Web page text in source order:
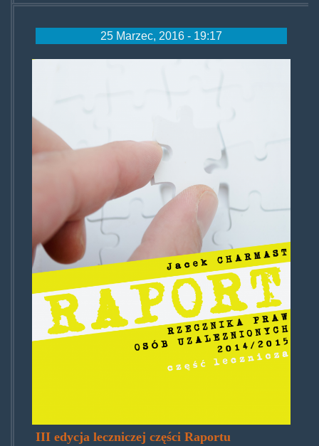
25 Marzec, 2016 - 19:17
III edycja leczniczej części Raportu